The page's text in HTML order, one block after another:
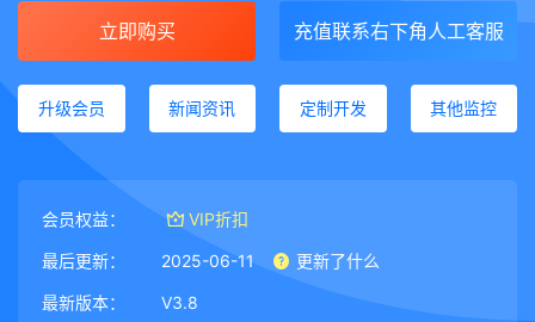
立即购买 充值联系右下角人工客服
升级会员 新闻资讯 定制开发 其他监控
会员权益： VIP折扣
最后更新： 2025-06-11 更新了什么
最新版本： V3.8